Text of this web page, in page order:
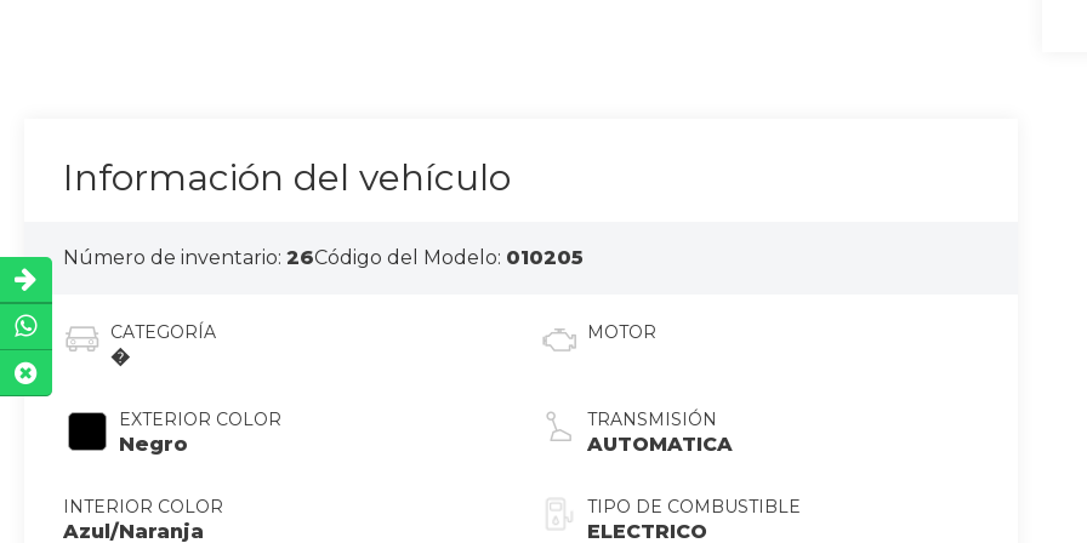
Información del vehículo
Número de inventario:26Código del Modelo: 010205
CATEGORÍA
�
EXTERIOR COLOR
Negro
INTERIOR COLOR
Azul/Naranja
MOTOR
TRANSMISIÓN
AUTOMATICA
TIPO DE COMBUSTIBLE
ELECTRICO